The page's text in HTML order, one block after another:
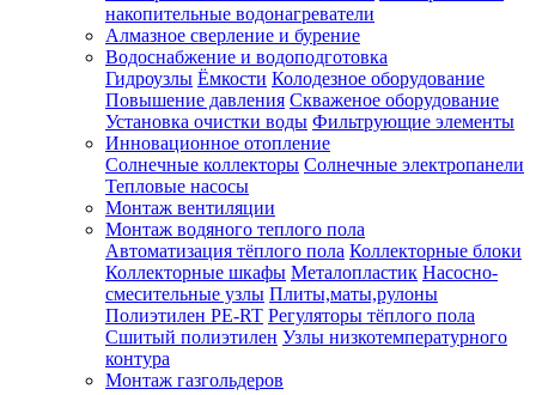
накопительные водонагреватели
Алмазное сверление и бурение
Водоснабжение и водоподготовка
Гидроузлы Ёмкости Колодезное оборудование
Повышение давления Скваженое оборудование
Установка очистки воды Фильтрующие элементы
Инновационное отопление
Солнечные коллекторы Солнечные электропанели
Тепловые насосы
Монтаж вентиляции
Монтаж водяного теплого пола
Автоматизация тёплого пола Коллекторные блоки
Коллекторные шкафы Металопластик Насосно-
смесительные узлы Плиты,маты,рулоны
Полиэтилен PE-RT Регуляторы тёплого пола
Сшитый полиэтилен Узлы низкотемпературного
контура
Монтаж газгольдеров